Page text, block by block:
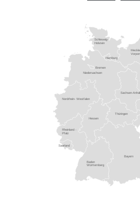
Baden
Württemberg
Bayern
Hessen
Niedersachsen
Nordrhein- Westfalen
Rheinland -
Pfalz
Sachsen-
Schleswig-
Holstein
Thüringen
Bremen
Hamburg
Saarland